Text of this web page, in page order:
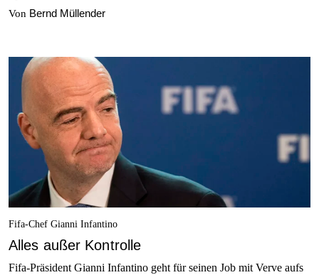
Von Bernd Müllender
Fifa-Chef Gianni Infantino
Alles außer Kontrolle
Fifa-Präsident Gianni Infantino geht für seinen Job mit Verve aufs